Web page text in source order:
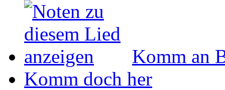
Komm an
Komm doch her